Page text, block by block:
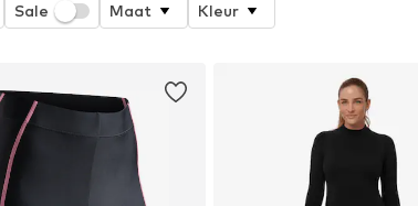
Sale Maat Kleur